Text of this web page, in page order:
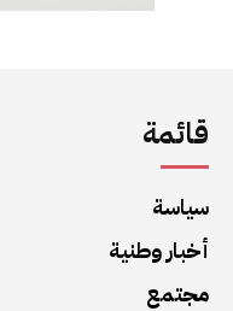
قائمة
سياسة
أخبار وطنية
مجتمع